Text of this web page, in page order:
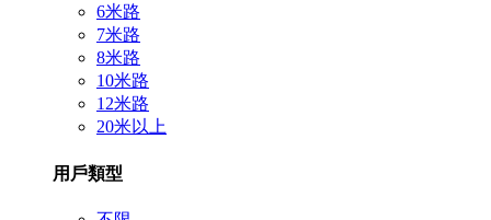
6米路
7米路
8米路
10米路
12米路
20米以上
用戶類型